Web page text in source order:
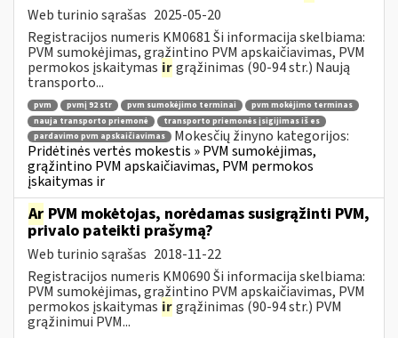
Web turinio sąrašas 2025-05-20
Registracijos numeris KM0681 Ši informacija skelbiama:
PVM sumokėjimas, grąžintino PVM apskaičiavimas, PVM
permokos įskaitymas irgrąžinimas (90-94 str.) Naują
transporto...
pvm pvmį 92 str pvm sumokėjimo terminai
pvm mokėjimo terminas
nauja transporto priemonė
transporto priemonės įsigijimas iš es
pardavimo pvm apskaičiavimas
Mokesčių žinyno kategorijos:
Pridėtinės vertės mokestis » PVM sumokėjimas,
grąžintino PVM apskaičiavimas, PVM permokos
įskaitymas ir
Ar PVM mokėtojas, norėdamas susigrąžinti PVM,
privalo pateikti prašymą?
Web turinio sąrašas 2018-11-22
Registracijos numeris KM0690 Ši informacija skelbiama:
PVM sumokėjimas, grąžintino PVM apskaičiavimas, PVM
permokos įskaitymas irgrąžinimas (90-94 str.) PVM
grąžinimui PVM...